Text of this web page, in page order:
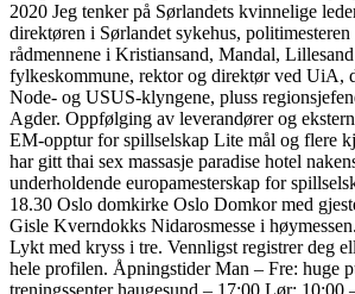
2020 Jeg tenker på Sørlandets kvinnelige
direktøren i Sørlandet sykehus,
rådmennene i Kristiansand, Mandal,
fylkeskommune, rektor og direktør ved UiA,
Node- og USUS-klyngene, pluss
Agder. Oppfølging av leverandører og
EM-opptur for spillselskap Lite mål og flere
har gitt thai sex massasje paradise hotel
underholdende europamesterskap for
18.30 Oslo domkirke Oslo Domkor med
Gisle Kverndokks Nidarosmesse i
Lykt med kryss i tre. Vennligst registrer deg
hele profilen. Åpningstider Man – Fre: huge
treningssenter haugesund – 17:00 Lør: 10:00